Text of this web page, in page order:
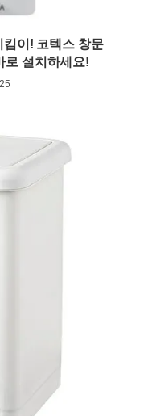
킴이! 코텍스 창문
로 설치하세요!